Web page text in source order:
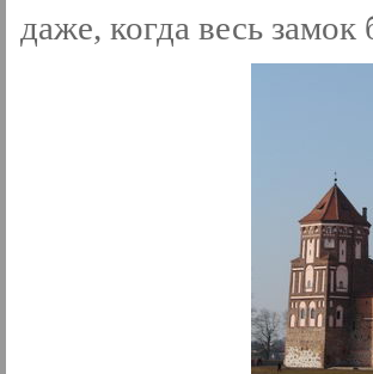
даже, когда весь